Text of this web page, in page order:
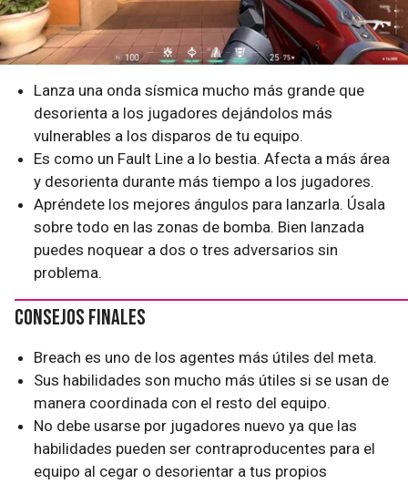
Lanza una onda sísmica mucho más grande que
desorienta a los jugadores dejándolos más
vulnerables a los disparos de tu equipo.
Es como un Fault Line a lo bestia. Afecta a más área
y desorienta durante más tiempo a los jugadores.
Apréndete los mejores ángulos para lanzarla. Úsala
sobre todo en las zonas de bomba. Bien lanzada
puedes noquear a dos o tres adversarios sin
problema.
Consejos finales
Breach es uno de los agentes más útiles del meta.
Sus habilidades son mucho más útiles si se usan de
manera coordinada con el resto del equipo.
No debe usarse por jugadores nuevo ya que las
habilidades pueden ser contraproducentes para el
equipo al cegar o desorientar a tus propios